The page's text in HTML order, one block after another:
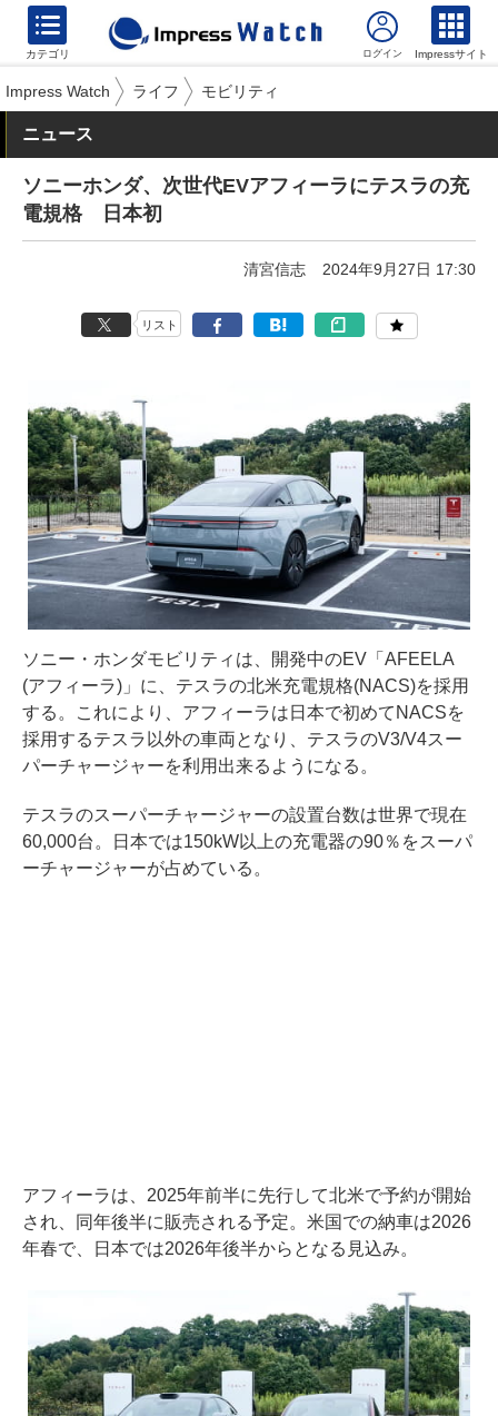
カテゴリ Impressサイト
Impress Watch ライフ モビリティ
ニュース
ソニーホンダ、次世代EVアフィーラにテスラの充
電規格 日本初
清宮信志 2024年9月27日 17:30
リスト
ソニー・ホンダモビリティは、開発中のEV「AFEELA
(アフィーラ)」に、テスラの北米充電規格(NACS)を採用
する。これにより、アフィーラは日本で初めてNACSを
採用するテスラ以外の車両となり、テスラのV3/V4スー
パーチャージャーを利用出来るようになる。
テスラのスーパーチャージャーの設置台数は世界で現在
60,000台。日本では150kW以上の充電器の90％をスーパ
ーチャージャーが占めている。
アフィーラは、2025年前半に先行して北米で予約が開始
され、同年後半に販売される予定。米国での納車は2026
年春で、日本では2026年後半からとなる見込み。